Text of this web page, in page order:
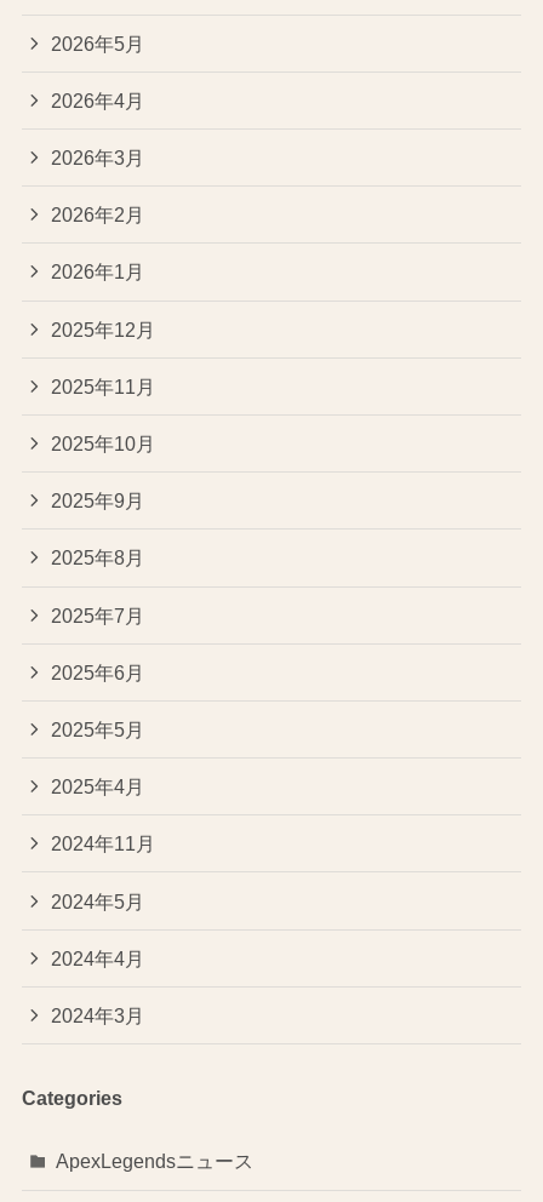
2026年5月
2026年4月
2026年3月
2026年2月
2026年1月
2025年12月
2025年11月
2025年10月
2025年9月
2025年8月
2025年7月
2025年6月
2025年5月
2025年4月
2024年11月
2024年5月
2024年4月
2024年3月
Categories
ApexLegendsニュース